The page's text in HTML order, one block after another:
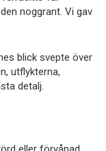
noggrant. Vi gav
blick svepte över
utflykterna,
detalj.